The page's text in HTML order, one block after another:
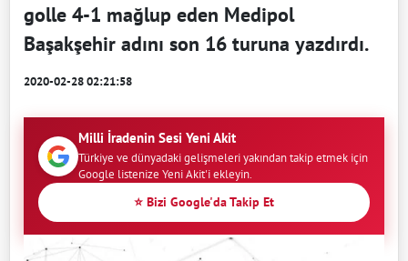
golle 4-1 mağlup eden Medipol
Başakşehir adını son 16 turuna yazdırdı.
2020-02-28 02:21:58
Milli İradenin Sesi Yeni Akit
Türkiye ve dünyadaki gelişmeleri yakından takip etmek için
Google listenize Yeni Akit'i ekleyin.
⭐ Bizi Google'da Takip Et